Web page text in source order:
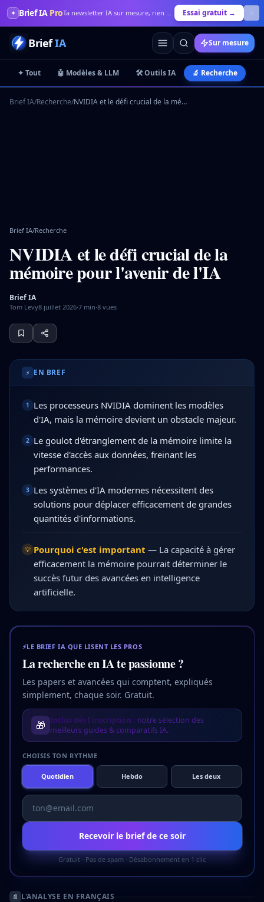
✦ Brief IA Pro Ta newsletter IA sur mesure, rien que pour toi Essai gratuit →
BriefIA Sur mesure
✦ Tout 🤖 Modèles & LLM 🛠️ Outils IA 🔬 Recherche
Brief IA/Recherche/ NVIDIA et le défi crucial de la mémoire pour l'avenir de l'IA
Brief IA/Recherche
NVIDIA et le défi crucial de la
mémoire pour l'avenir de l'IA
Brief IA
Tom Levy8 juillet 2026·7 min·8 vues
⚡ EN BREF
1
Les processeurs NVIDIA dominent les modèles
d'IA, mais la mémoire devient un obstacle majeur.
2
Le goulot d'étranglement de la mémoire limite la
vitesse d'accès aux données, freinant les
performances.
3 Les systèmes d'IA modernes nécessitent des
solutions pour déplacer efficacement de grandes
quantités d'informations.
💡 Pourquoi c'est important — La capacité à gérer
efficacement la mémoire pourrait déterminer le
succès futur des avancées en intelligence
artificielle.
⚡LE BRIEF IA QUE LISENT LES PROS
La recherche en IA te passionne ?
Les papers et avancées qui comptent, expliqués
simplement, chaque soir. Gratuit.
🎁 Inclus dès l'inscription : notre sélection des
meilleurs guides & comparatifs IA.
CHOISIS TON RYTHME
Quotidien Hebdo Les deux
Recevoir le brief de ce soir
Gratuit · Pas de spam · Désabonnement en 1 clic
📄 L'ANALYSE EN FRANÇAIS